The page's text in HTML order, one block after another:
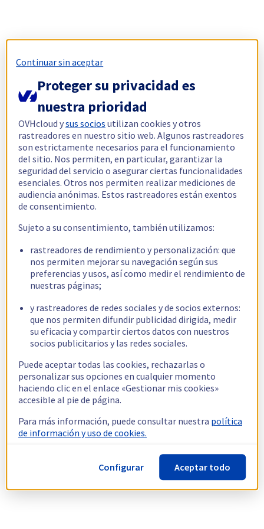
Continuar sin aceptar
Proteger su privacidad es
nuestra prioridad
OVHcloud ysus socios utilizan cookies y otros
rastreadores en nuestro sitio web. Algunos rastreadores
son estrictamente necesarios para el funcionamiento
del sitio. Nos permiten, en particular, garantizar la
seguridad del servicio o asegurar ciertas funcionalidades
esenciales. Otros nos permiten realizar mediciones de
audiencia anónimas. Estos rastreadores están exentos
de consentimiento.
Sujeto a su consentimiento, también utilizamos:
rastreadores de rendimiento y personalización: que
nos permiten mejorar su navegación según sus
preferencias y usos, así como medir el rendimiento de
nuestras páginas;
y rastreadores de redes sociales y de socios externos:
que nos permiten difundir publicidad dirigida, medir
su eficacia y compartir ciertos datos con nuestros
socios publicitarios y las redes sociales.
Puede aceptar todas las cookies, rechazarlas o
personalizar sus opciones en cualquier momento
haciendo clic en el enlace «Gestionar mis cookies»
accesible al pie de página.
Para más información, puede consultar nuestra política
de información y uso de cookies.
Configurar Aceptar todo